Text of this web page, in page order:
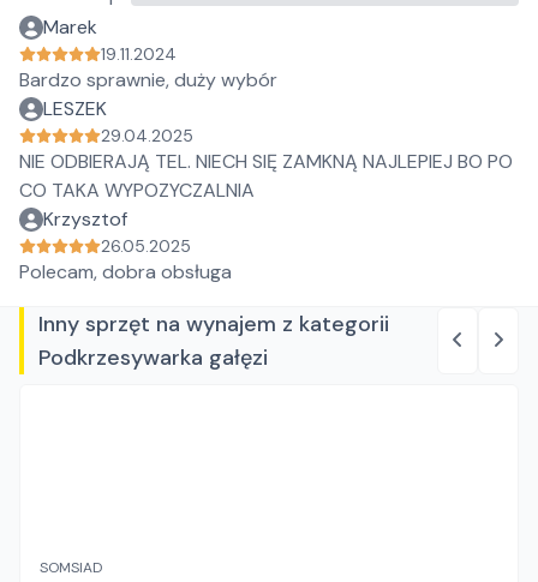
Marek
19.11.2024
Bardzo sprawnie, duży wybór
LESZEK
29.04.2025
NIE ODBIERAJĄ TEL. NIECH SIĘ ZAMKNĄ NAJLEPIEJ BO PO
CO TAKA WYPOZYCZALNIA
Krzysztof
26.05.2025
Polecam, dobra obsługa
Inny sprzęt na wynajem z kategorii
Podkrzesywarka gałęzi
SOMSIAD